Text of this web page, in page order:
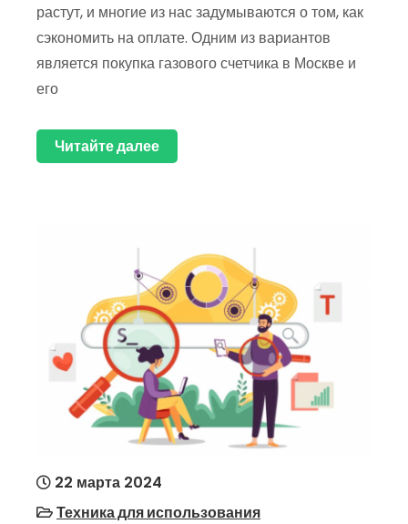
растут, и многие из нас задумываются о том, как
сэкономить на оплате. Одним из вариантов
является покупка газового счетчика в Москве и
его
Читайте далее
22 марта 2024
Техника для использования